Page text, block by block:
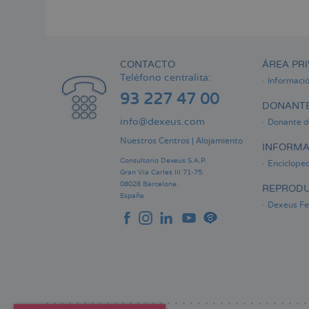
CONTACTO
Teléfono centralita:
93 227 47 00
info@dexeus.com
Nuestros Centros | Alojamiento
Consultorio Dexeus S.A.P.
Gran Via Carles III 71-75.
08028 Barcelona.
España
ÁREA
Donante
Dexeus